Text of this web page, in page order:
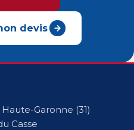
devis
Garonne (31)
Casse